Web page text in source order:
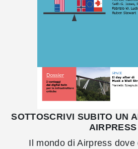
SOTTOSCRIVI SUBITO UN
AIRPRESS
Il mondo di Airpress dove